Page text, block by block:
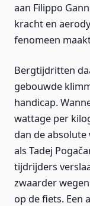
aan Filippo
kracht en
fenomeen
Bergtijdritten
gebouwde
handicap.
wattage per
dan de
als Tadej
tijdrijders
zwaarder
op de fiets. Een